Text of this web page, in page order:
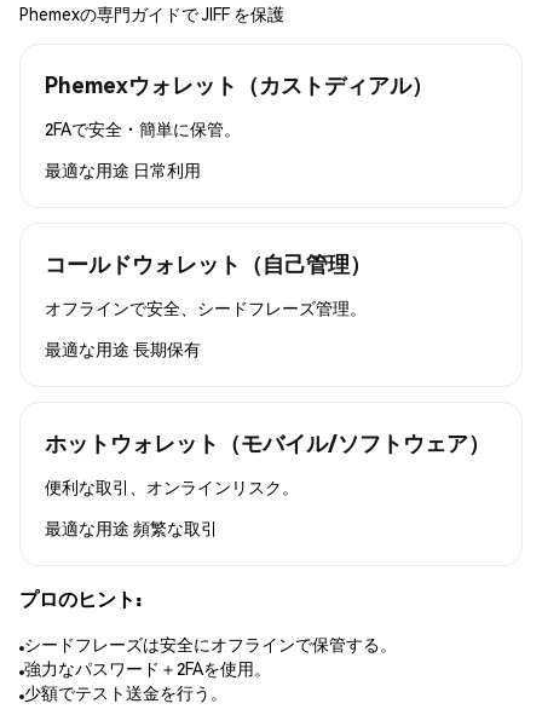
Phemexの専門ガイドで JIFF を保護
Phemexウォレット（カストディアル）
2FAで安全・簡単に保管。
最適な用途 日常利用
コールドウォレット（自己管理）
オフラインで安全、シードフレーズ管理。
最適な用途 長期保有
ホットウォレット（モバイル/ソフトウェア）
便利な取引、オンラインリスク。
最適な用途 頻繁な取引
プロのヒント:
シードフレーズは安全にオフラインで保管する。
強力なパスワード＋2FAを使用。
少額でテスト送金を行う。